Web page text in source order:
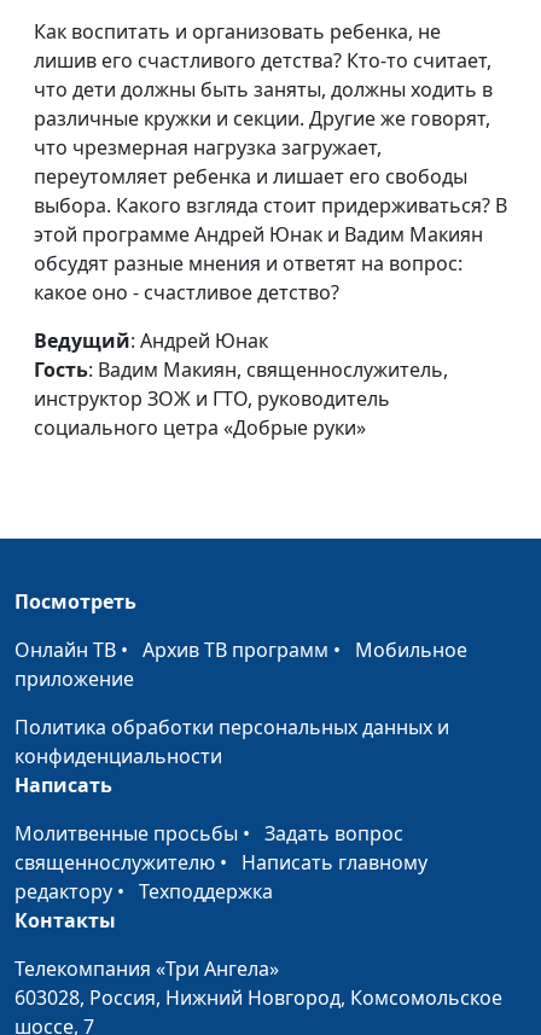
Как воспитать ребенка?
Андрей Юнак, Вадим
Макиян,
священнослужитель,
инструктор ЗОЖ и
ГТО, руководитель
социального цетра
«Добрые руки»
Как распределять
семейный бюджет?
Андрей Юнак, Вадим
Макиян,
ГТО, руководитель
социального цетра
«Добрые руки»
священнослужитель,
"Добрые руки"
помогать и кому?
Макиян,
социального цетра
Польза воздуха и
правильное дыхание
священнослужитель,
Как воспитать и организовать ребенка, не
лишив его счастливого детства? Кто-то считает,
что дети должны быть заняты, должны ходить в
различные кружки и секции. Другие же говорят,
что чрезмерная нагрузка загружает,
переутомляет ребенка и лишает его свободы
выбора. Какого взгляда стоит придерживаться? В
этой программе Андрей Юнак и Вадим Макиян
обсудят разные мнения и ответят на вопрос:
какое оно - счастливое детство?
Ведущий: Андрей Юнак
Гость: Вадим Макиян, священнослужитель,
инструктор ЗОЖ и ГТО, руководитель
социального цетра «Добрые руки»
Посмотреть
Онлайн ТВ • Архив ТВ программ • Мобильное
приложение
Политика обработки персональных данных и
конфиденциальности
Написать
Молитвенные просьбы • Задать вопрос
священнослужителю • Написать главному
редактору • Техподдержка
Контакты
Телекомпания «Три Ангела»
603028, Россия, Нижний Новгород, Комсомольское
шоссе, 7